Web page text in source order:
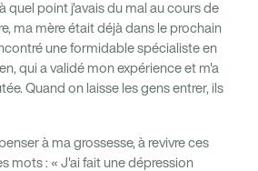
quel point j'avais du mal au cours de
ma mère était déjà dans le prochain
une formidable spécialiste en
qui a validé mon expérience et m'a
Quand on laisse les gens entrer, ils
à ma grossesse, à revivre ces
mots : « J'ai fait une dépression